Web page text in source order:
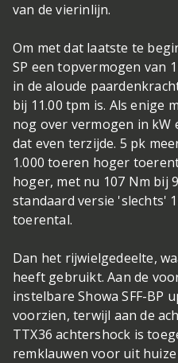
van de vierinlijn.
Om met dat laatste te
SP een topvermogen van
in de aloude
bij 11.00 tpm is. Als enige
nog over vermogen in kW
dat even terzijde. 5 pk
1.000 toeren hoger
hoger, met nu 107 Nm bij
standaard versie 'slechts'
toerental.
Dan het rijwielgedeelte,
heeft gebruikt. Aan de
instelbare Showa SFF-BP
voorzien, terwijl aan de
TTX36 achtershock is
remklauwen voor uit